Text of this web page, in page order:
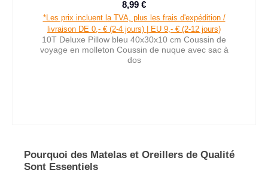
Prix régulier :
8,99 €
*Les prix incluent la TVA, plus les frais d'expédition /
livraison DE 0,- € (2-4 jours) | EU 9,- € (2-12 jours)
10T Deluxe Pillow bleu 40x30x10 cm Coussin de
voyage en molleton Coussin de nuque avec sac à
dos
Pourquoi des Matelas et Oreillers de Qualité
Sont Essentiels